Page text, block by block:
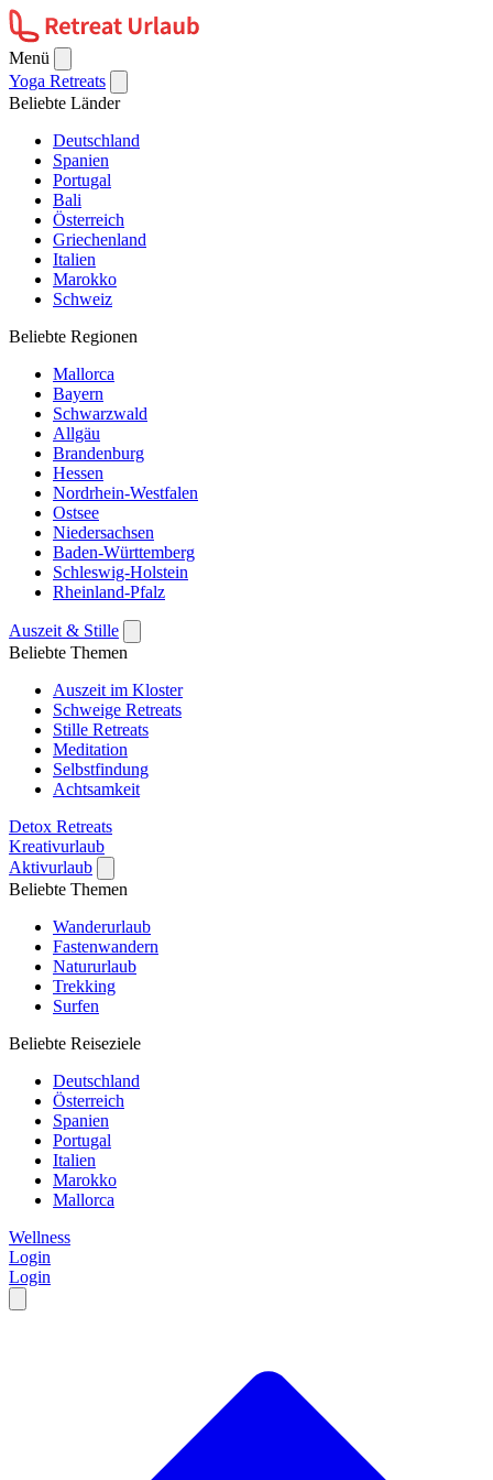
Menü
Yoga Retreats
Beliebte Länder
Deutschland
Spanien
Portugal
Bali
Österreich
Griechenland
Italien
Marokko
Schweiz
Beliebte Regionen
Mallorca
Bayern
Schwarzwald
Allgäu
Brandenburg
Hessen
Nordrhein-Westfalen
Ostsee
Niedersachsen
Baden-Württemberg
Schleswig-Holstein
Rheinland-Pfalz
Auszeit & Stille
Beliebte Themen
Auszeit im Kloster
Schweige Retreats
Stille Retreats
Meditation
Selbstfindung
Achtsamkeit
Detox Retreats
Kreativurlaub
Aktivurlaub
Beliebte Themen
Wanderurlaub
Fastenwandern
Natururlaub
Trekking
Surfen
Beliebte Reiseziele
Deutschland
Österreich
Spanien
Portugal
Italien
Marokko
Mallorca
Wellness
Login
Login